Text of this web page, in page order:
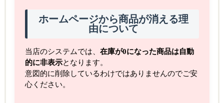
ホームページから商品が消える理
由について
当店のシステムでは、 在庫が0になった商品は自動
的に非表示となります。
意図的に削除しているわけではありませんのでご安
心ください。